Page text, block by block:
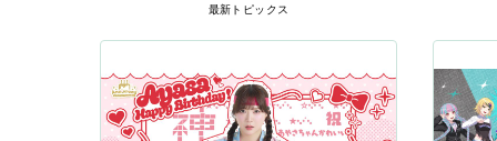
最新トピックス